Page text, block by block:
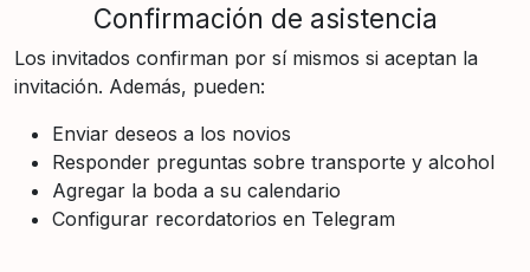
Confirmación de asistencia
Los invitados confirman por sí mismos si aceptan la
invitación. Además, pueden:
Enviar deseos a los novios
Responder preguntas sobre transporte y alcohol
Agregar la boda a su calendario
Configurar recordatorios en Telegram